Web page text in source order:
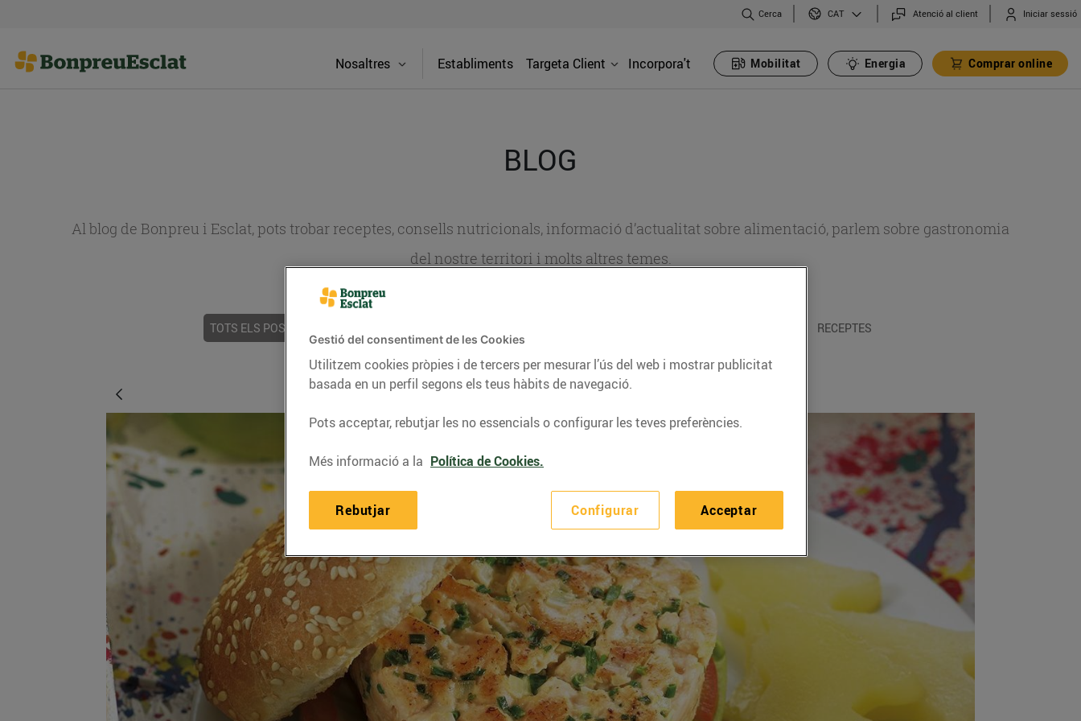
Cerca CAT Atenció al client Iniciar sessió
Nosaltres Establiments Targeta Client Incorpora't Mobilitat Energia Comprar online
BLOG
Al blog de Bonpreu i Esclat, pots trobar receptes, consells nutricionals, informació d’actualitat sobre alimentació, parlem sobre gastronomia
del nostre territori i molts altres temes.
TOTS ELS POSTS RECEPTES
Gestió del consentiment de les Cookies
Utilitzem cookies pròpies i de tercers per mesurar l’ús del web i mostrar publicitat
basada en un perfil segons els teus hàbits de navegació.
Pots acceptar, rebutjar les no essencials o configurar les teves preferències.
Més informació a la Política de Cookies.
Configurar
Rebutjar Acceptar